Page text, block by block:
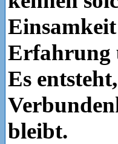
Erfahrung
Es
bleibt.